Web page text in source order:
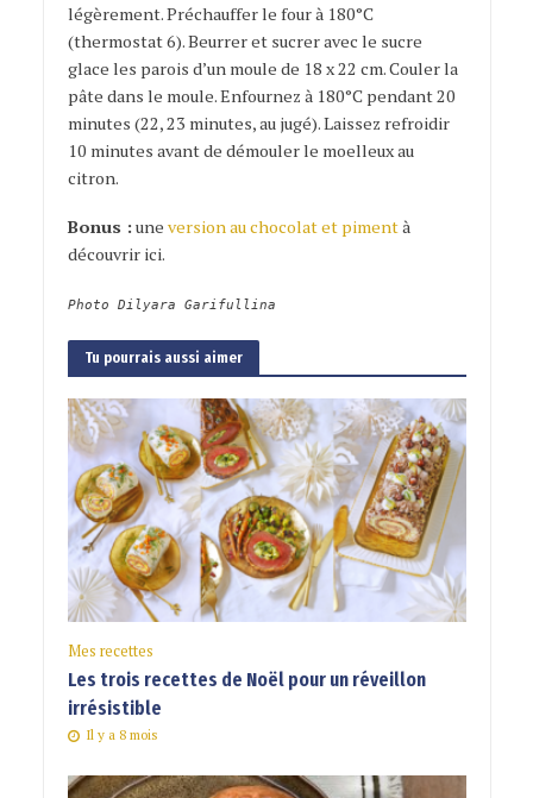
légèrement. Préchauffer le four à 180°C
(thermostat 6). Beurrer et sucrer avec le sucre
glace les parois d’un moule de 18 x 22 cm. Couler la
pâte dans le moule. Enfournez à 180°C pendant 20
minutes (22, 23 minutes, au jugé). Laissez refroidir
10 minutes avant de démouler le moelleux au
citron.
Bonus : une version au chocolat et pimentà
découvrir ici.
Photo Dilyara Garifullina
Tu pourrais aussi aimer
Mes recettes
Les trois recettes de Noël pour un réveillon
irrésistible
Il y a 8 mois